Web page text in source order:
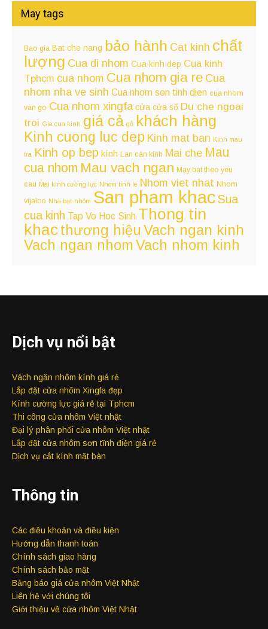
May tags
Bao gia Bat che nang bảo hành Cat kinh chất
lượng Cua di nhom Cua kinh dep Cua kinh
Tphcm cua nhom Cua nhom gia re Cua
nhom nha ve sinh Cua nhom son tinh dien cua nhom
van go Cua nhom xingfa cửa cửa sổ Du che ngoai
troi Gia cua kinh giá cả gỗ khách hàng
Kinh cuong luc dep Kinh mat ban Kinh mau
tra Kinh op bep kính Lan can kinh Mai che Mau
cua nhom Mau vach ngan May bat theo yeu
cau Mái kính cường lực Nhom tinh le Nhom viet nhat Nhom
vijalco Nhà bạt nhôm San pham khacSua
cua kinh Tap Vo Hoc Sinh Thong tin
khacthương hiệu Vach ngan kinh
Vach ngan nhomVach nhom kinh
Dịch vụ nổi bật
Vách ngăn nhôm kính giá rẻ
Lắp đặt cửa nhôm Xingfa đẹp
Kính cường lực giá rẻ tại Tphcm
Thi công cửa nhôm Việt nhật
Đại lý phân phối cửa nhôm Việt nhật
Lắp đặt cửa nhôm sơn tĩnh điện giá rẻ
Dịch vụ cắt kính mặt bàn
Thông tin
Các điều khoản và điều kiện
Hướng dẫn thanh toán
Chính sách giao hàng
Chính sách bảo mật
Bảng báo giá cửa nhôm Việt Nhật
Liên hệ với chúng tôi
Giới thiệu về cửa nhôm Việt Nhật